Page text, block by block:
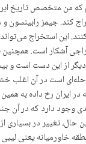
که من متخصص
کند. جیمز
این استخراج
آشکار است. همچنین
دیگر از این دست است
است در آن اغلب
در ایران رخ داده
کنیم؛ موارد زیادی
تغییر در بسیاری
خاورمیانه یعنی